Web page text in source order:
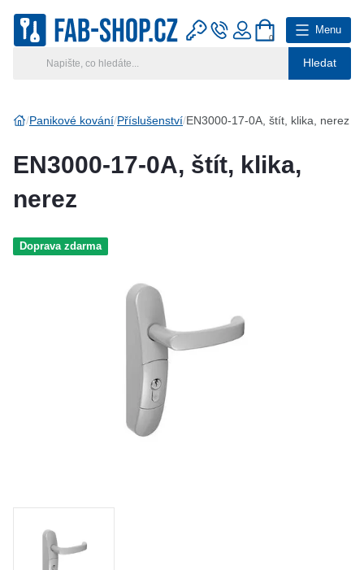
Hledat
0
Menu
Hlavní kategorie
Panikové kování Příslušenství EN3000-17-0A, štít, klika, nerez
EN3000-17-0A, štít, klika,
nerez
Doprava zdarma